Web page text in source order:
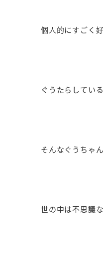
個人的にすごく
ぐうたらしてい
そんなぐうちゃ
世の中は不思議